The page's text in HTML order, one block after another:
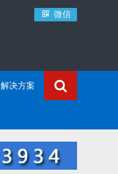
微信
解决方案